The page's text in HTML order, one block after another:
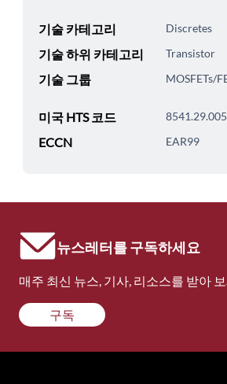
기술 카테고리 Discretes
기술 하위 카테고리 Transistor
기술 그룹 MOSFETs/
미국 HTS 코드
ECCN EAR99
뉴스레터를 구독하세요
매주 최신 뉴스, 기사, 리소스를 받아
구독